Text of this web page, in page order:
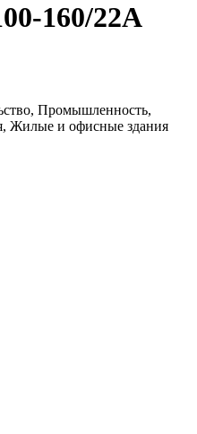
160/22A
Промышленность,
Жилые и офисные здания